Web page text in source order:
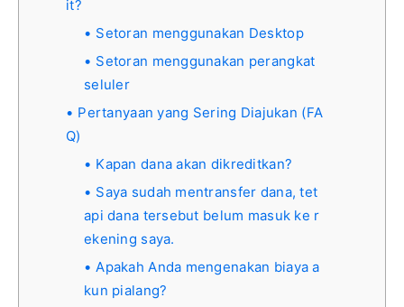
it?
Setoran menggunakan Desktop
Setoran menggunakan perangkat
seluler
Pertanyaan yang Sering Diajukan (FA
Q)
Kapan dana akan dikreditkan?
Saya sudah mentransfer dana, tet
api dana tersebut belum masuk ke r
ekening saya.
Apakah Anda mengenakan biaya a
kun pialang?